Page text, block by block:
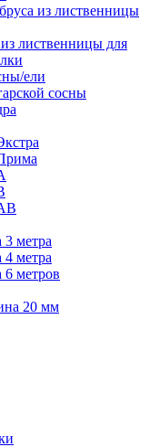
из лиственницы
лиственницы для
ели
сосны
метра
метра
метров
20 мм